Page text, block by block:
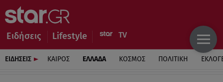
Ειδήσεις Lifestyle
ΕΙΔΗΣΕΙΣ ΚΑΙΡΟΣ ΕΛΛΑΔΑ ΚΟΣΜΟΣ ΠΟΛΙΤΙΚΗ